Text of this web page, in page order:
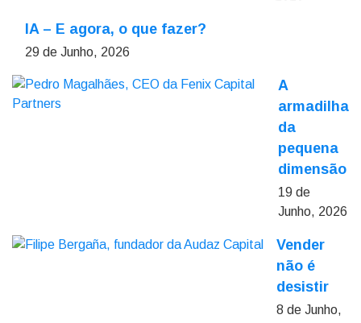
IA – E agora, o que fazer?
29 de Junho, 2026
A
armadilha
da
pequena
dimensão
19 de
Junho, 2026
Vender
não é
desistir
8 de Junho,